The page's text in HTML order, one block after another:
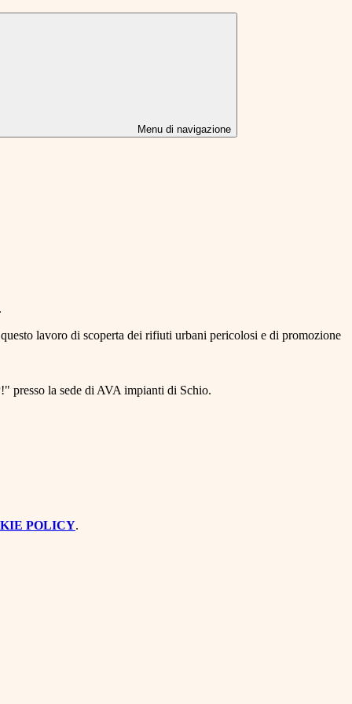
Menu di navigazione
lavoro di scoperta dei rifiuti urbani pericolosi e di promozione
presso la sede di AVA impianti di Schio.
POLICY.